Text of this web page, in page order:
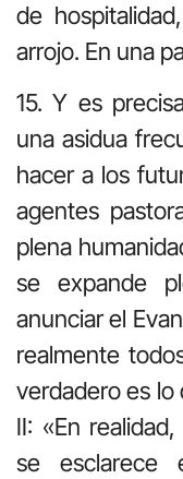
de
arrojo. En una
15. Y es
una asidua
hacer a los
agentes
plena
se expande
anunciar el
realmente
verdadero es lo
II: «En
se esclarece